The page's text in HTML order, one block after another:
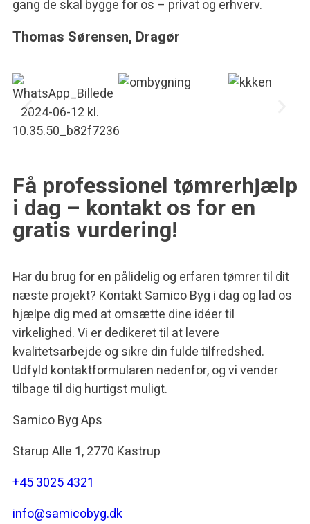
gang de skal bygge for os – privat og erhverv.
Thomas Sørensen, Dragør
Få professionel tømrerhjælp
i dag – kontakt os for en
gratis vurdering!
Har du brug for en pålidelig og erfaren tømrer til dit
næste projekt? Kontakt Samico Byg i dag og lad os
hjælpe dig med at omsætte dine idéer til
virkelighed. Vi er dedikeret til at levere
kvalitetsarbejde og sikre din fulde tilfredshed.
Udfyld kontaktformularen nedenfor, og vi vender
tilbage til dig hurtigst muligt.
Samico Byg Aps
Starup Alle 1, 2770 Kastrup
+45 3025 4321
info@samicobyg.dk